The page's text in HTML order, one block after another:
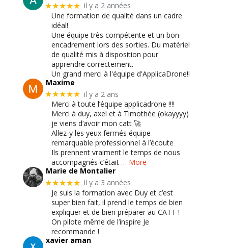
★★★★★ il y a 2 années
Une formation de qualité dans un cadre
idéal!
Une équipe très compétente et un bon
encadrement lors des sorties. Du matériel
de qualité mis à disposition pour
apprendre correctement.
Un grand merci à l'équipe d'ApplicaDrone!!
Maxime
★★★★★ il y a 2 ans
Merci à toute l’équipe applicadrone !!!!
Merci à duy, axel et à Timothée (okayyyy)
je viens d’avoir mon catt 🚀
Allez-y les yeux fermés équipe
remarquable professionnel à l’écoute
Ils prennent vraiment le temps de nous
accompagnés c’était … More
Marie de Montalier
★★★★★ il y a 3 années
Je suis la formation avec Duy et c’est
super bien fait, il prend le temps de bien
expliquer et de bien préparer au CATT !
On pilote même de l’inspire Je
recommande !
xavier aman